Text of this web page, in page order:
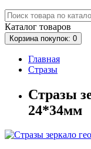
Каталог товаров
Корзина покупок: 0
Главная
Стразы
Стразы
24*34мм